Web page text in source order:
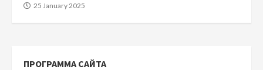
25 January 2025
ПРОГРАММА САЙТА